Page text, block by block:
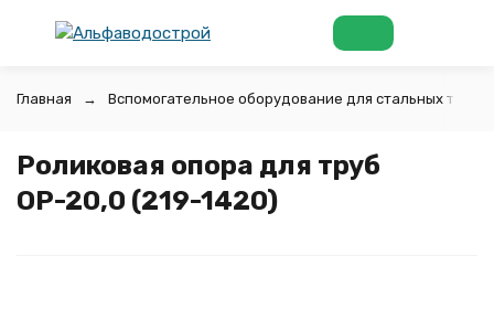
Главная Вспомогательное оборудование для стальных труб
Роликовая опора для труб
ОР-20,0 (219-1420)